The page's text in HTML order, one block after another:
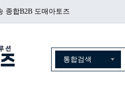
종합B2B 도매아토즈